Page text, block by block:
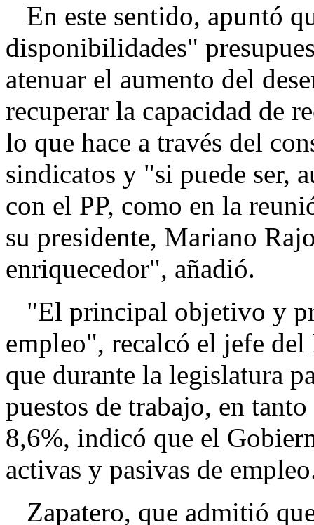
En este sentido, apuntó
disponibilidades"
atenuar el aumento del
recuperar la capacidad de
lo que hace a través del
sindicatos y "si puede ser,
con el PP, como en la
su presidente, Mariano
enriquecedor", añadió.
"El principal objetivo y
empleo", recalcó el jefe
que durante la legislatura
puestos de trabajo, en
8,6%, indicó que el
activas y pasivas de
Zapatero, que admitió